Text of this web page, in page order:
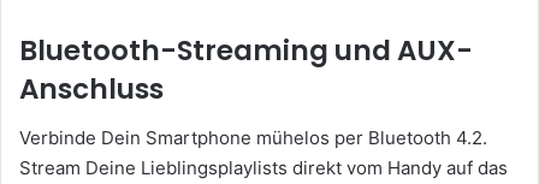
Bluetooth-Streaming und AUX-
Anschluss
Verbinde Dein Smartphone mühelos per Bluetooth 4.2.
Stream Deine Lieblingsplaylists direkt vom Handy auf das